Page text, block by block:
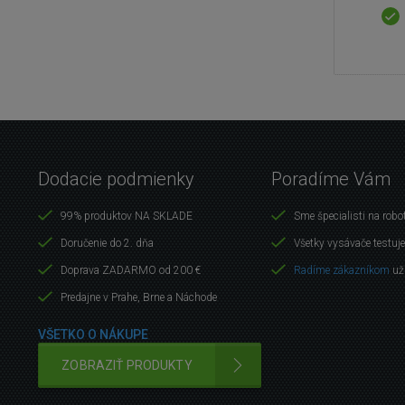
Dodacie podmienky
99% produktov NA SKLADE
Doručenie do 2. dňa
Doprava ZADARMO od 200 €
Predajne v Prahe, Brne a Náchode
VŠETKO O NÁKUPE
Poradíme Vám
Sme špecialisti na
Všetky vysávače
Radíme zákazníkom
ZOBRAZIŤ PRODUKTY